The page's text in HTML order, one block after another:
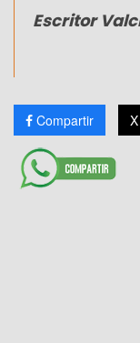
Escritor
Compartir